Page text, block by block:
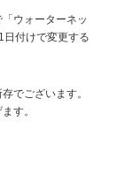
ウォーターネッ
日付けで変更する
でございます。
す。